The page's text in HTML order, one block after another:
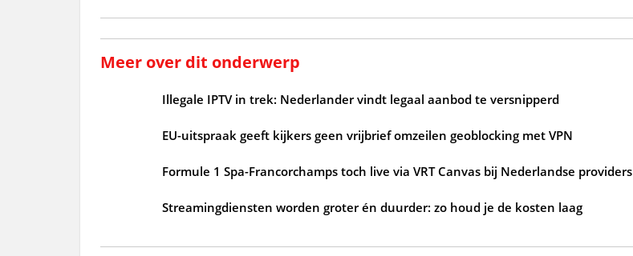
Meer over dit onderwerp
Illegale IPTV in trek: Nederlander vindt legaal aanbod te versnipperd
EU-uitspraak geeft kijkers geen vrijbrief omzeilen geoblocking met VPN
Formule 1 Spa-Francorchamps toch live via VRT Canvas bij Nederlandse providers
Streamingdiensten worden groter én duurder: zo houd je de kosten laag